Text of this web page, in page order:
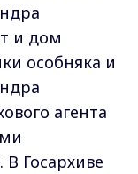
и дом
особняка и
агента
Госархиве